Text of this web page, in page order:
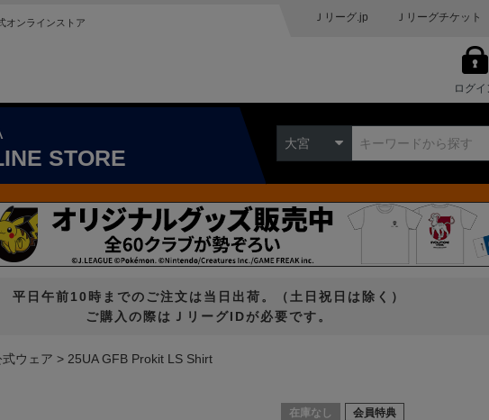
オンラインストア Ｊリーグ.jp Ｊリーグチケット
ログイ
STORE
大宮
平日午前10時までのご注文は当日出荷。（土日祝日は除く）
ご購入の際はＪリーグIDが必要です。
ウェア 25UA GFB Prokit LS Shirt
在庫なし 会員特典